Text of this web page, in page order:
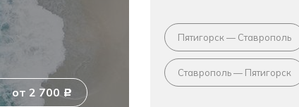
от 2 700c
Пятигорск — Ставрополь
Ставрополь — Пятигорск